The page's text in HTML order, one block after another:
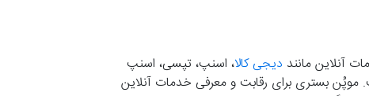
آنلاین مانند دیجی کالا، اسنپ، تپسی، اسنپ
موپُن بستری برای رقابت و معرفی خدمات آنلاین